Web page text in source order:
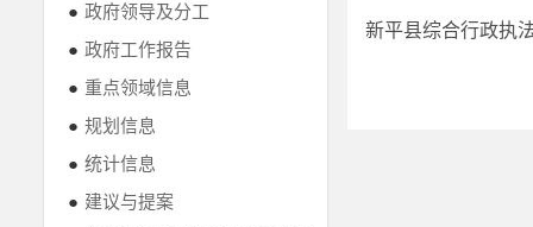
● 政府领导及分工
● 政府工作报告
● 重点领域信息
● 规划信息
● 统计信息
● 建议与提案
新平县综合行政执